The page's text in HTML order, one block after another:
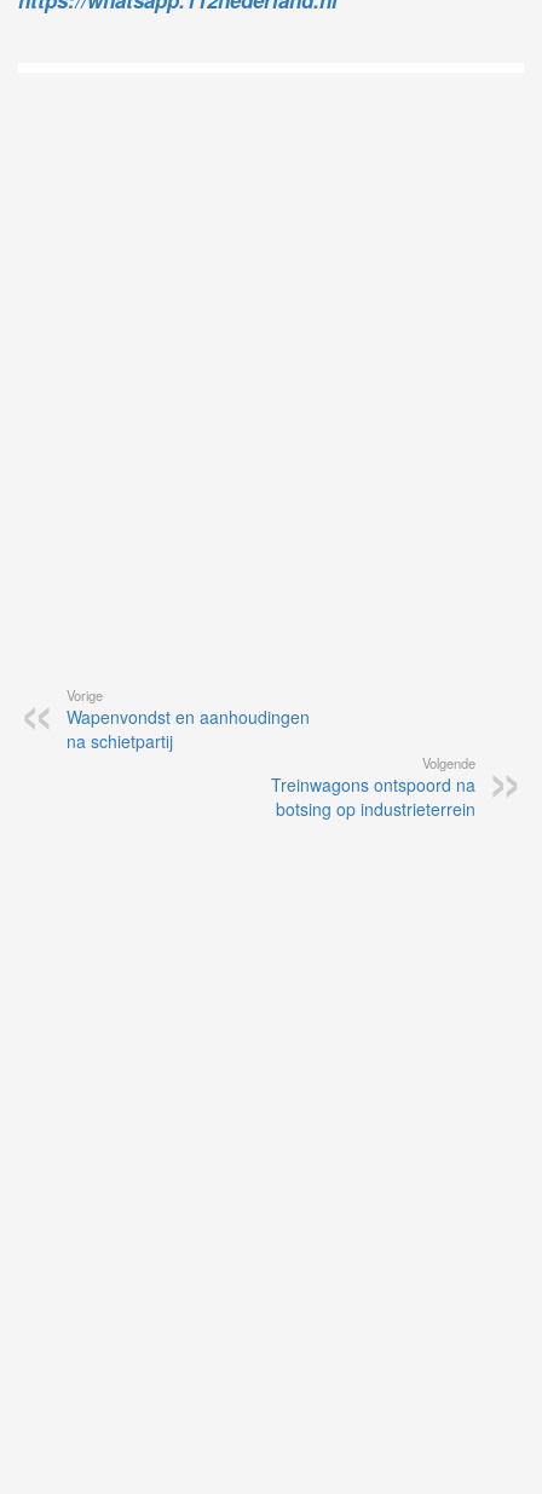
Vorige
Wapenvondst en aanhoudingen
na schietpartij
Volgende
Treinwagons ontspoord na
botsing op industrieterrein